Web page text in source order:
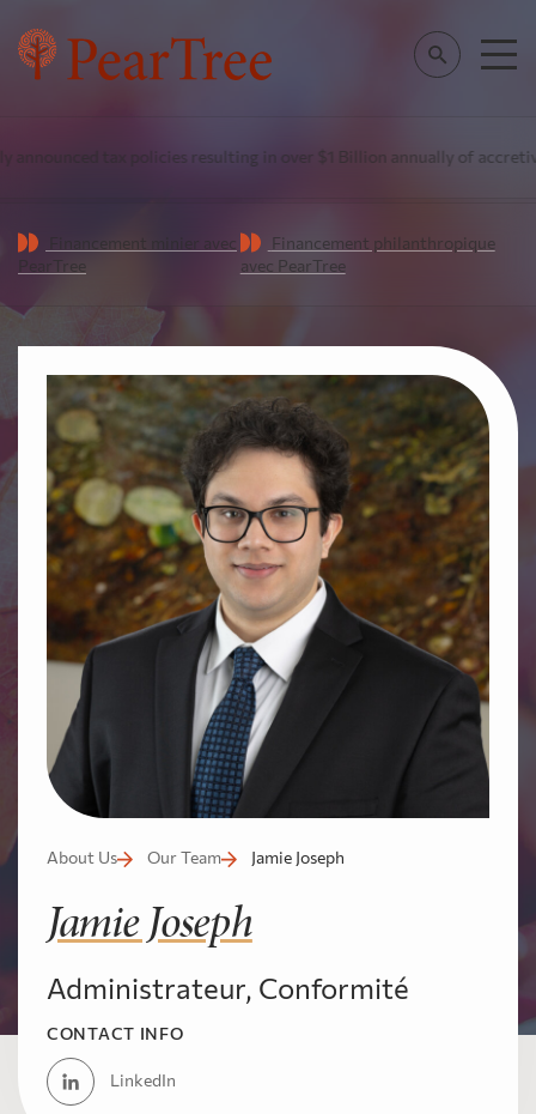
tax policies resulting in over $1 Billion annually of
Financement minier avec
PearTree
Financement philanthropique
avec PearTree
About Us Our Team Jamie Joseph
Jamie Joseph
Administrateur, Conformité
CONTACT INFO
LinkedIn